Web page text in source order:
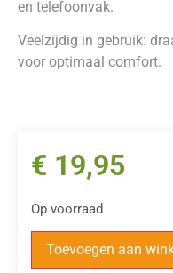
en telefoonvak.
Veelzijdig in gebruik:
voor optimaal comfort.
€ 19,95
Op voorraad
Toevoegen aan